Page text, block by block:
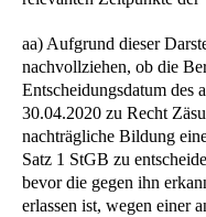
aa) Aufgrund dieser
nachvollziehen, ob die
Entscheidungsdatum des
30.04.2020 zu Recht
nachträgliche Bildung
Satz 1 StGB zu
bevor die gegen ihn
erlassen ist, wegen einer